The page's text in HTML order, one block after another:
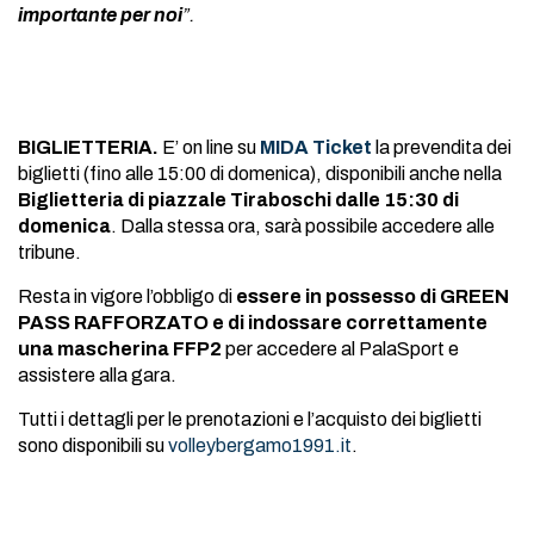
importante per noi”.
BIGLIETTERIA. E’ on line su MIDA Ticket la prevendita dei
biglietti (fino alle 15:00 di domenica), disponibili anche nella
Biglietteria di piazzale Tiraboschi dalle 15:30 di
domenica. Dalla stessa ora, sarà possibile accedere alle
tribune.
Resta in vigore l’obbligo di essere in possesso di GREEN
PASS RAFFORZATO e di indossare correttamente
una mascherina FFP2 per accedere al PalaSport e
assistere alla gara.
Tutti i dettagli per le prenotazioni e l’acquisto dei biglietti
sono disponibili suvolleybergamo1991.it.